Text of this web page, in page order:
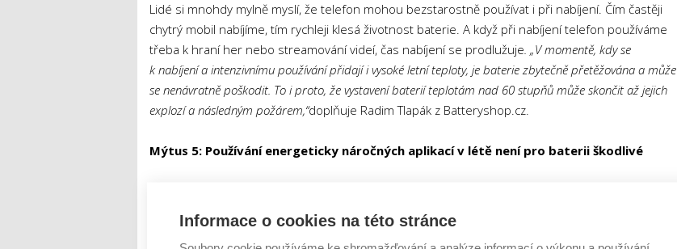
Lidé si mnohdy mylně myslí, že telefon mohou bezstarostně používat i při nabíjení. Čím častěji
chytrý mobil nabíjíme, tím rychleji klesá životnost baterie. A když při nabíjení telefon používáme
třeba k hraní her nebo streamování videí, čas nabíjení se prodlužuje. „V momentě, kdy se
k nabíjení a intenzivnímu používání přidají i vysoké letní teploty, je baterie zbytečně přetěžována a může
se nenávratně poškodit. To i proto, že vystavení baterií teplotám nad 60 stupňů může skončit až jejich
explozí a následným požárem,“doplňuje Radim Tlapák z Batteryshop.cz.
Mýtus 5: Používání energeticky náročných aplikací v létě není pro baterii škodlivé
a videí. V momentě, kdy jich v jednu chvíli běží více, se procesor a baterie přehřívají snáze. K létu
patří mimo jiné i cestování na dovolenou. A pokud se na ni člověk vydá autem, často při ní využívá
Informace o cookies na této stránce